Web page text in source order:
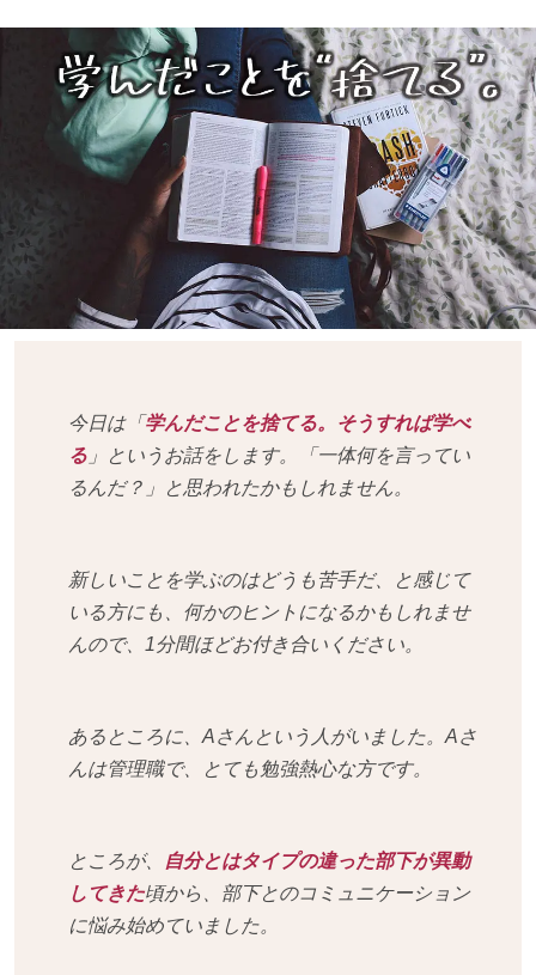
今日は「 学んだことを捨てる。そうすれば学べ
る」というお話をします。「一体何を言ってい
るんだ？」と思われたかもしれません。
新しいことを学ぶのはどうも苦手だ、と感じて
いる方にも、何かのヒントになるかもしれませ
んので、1分間ほどお付き合いください。
あるところに、Aさんという人がいました。Aさ
んは管理職で、とても勉強熱心な方です。
ところが、
自分とはタイプの違った部下が異動
してきた頃から、部下とのコミュニケーション
に悩み始めていました。